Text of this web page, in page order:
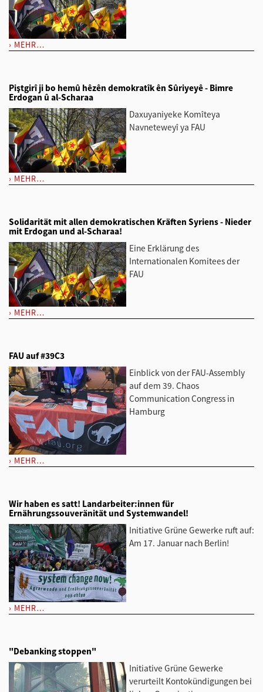
MEHR…
Piştgirî ji bo hemû hêzên demokratîk ên Sûriyeyê - Bimre
Erdogan û al-Scharaa
Daxuyaniyeke Komîteya
Navneteweyî ya FAU
MEHR…
Solidarität mit allen demokratischen Kräften Syriens - Nieder
mit Erdogan und al-Scharaa!
Eine Erklärung des
Internationalen Komitees der
FAU
MEHR…
FAU auf #39C3
Einblick von der FAU-Assembly
auf dem 39. Chaos
Communication Congress in
Hamburg
MEHR…
Wir haben es satt! Landarbeiter:innen für
Ernährungssouveränität und Systemwandel!
Initiative Grüne Gewerke ruft auf:
Am 17. Januar nach Berlin!
MEHR…
"Debanking stoppen"
Initiative Grüne Gewerke
verurteilt Kontokündigungen bei